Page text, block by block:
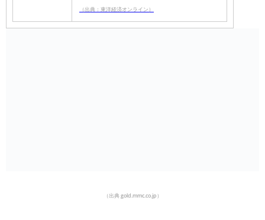
（出典：東洋経済オンライン）
（出典 gold.mmc.co.jp）